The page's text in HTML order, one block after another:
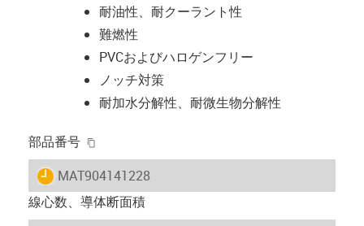
耐油性、耐クーラント性
難燃性
PVCおよびハロゲンフリー
ノッチ対策
耐加水分解性、耐微生物分解性
部品番号
igus-icon-lieferzeit
MAT904141228
線心数、導体断面積